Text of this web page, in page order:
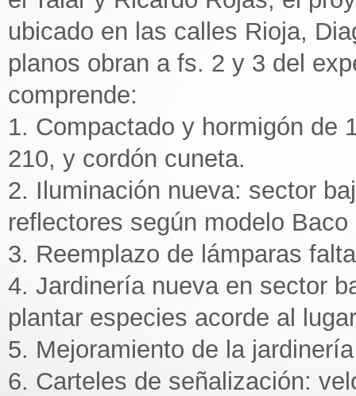
ubicado en las calles Rioja,
planos obran a fs. 2 y 3 del
comprende:
1. Compactado y hormigón de
210, y cordón cuneta.
2. Iluminación nueva: sector
reflectores según modelo
3. Reemplazo de lámparas
4. Jardinería nueva en sector
plantar especies acorde al
5. Mejoramiento de la
6. Carteles de señalización: